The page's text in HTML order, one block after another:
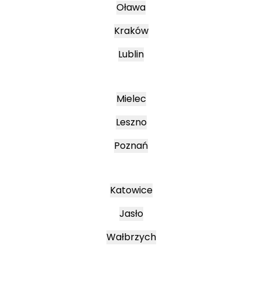
Oława
Kraków
Lublin
Mielec
Leszno
Poznań
Katowice
Jasło
Wałbrzych